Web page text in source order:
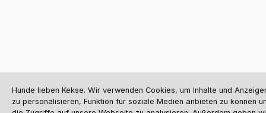
Hunde lieben Kekse. Wir verwenden Cookies, um Inhalte und
zu personalisieren, Funktion für soziale Medien anbieten zu können